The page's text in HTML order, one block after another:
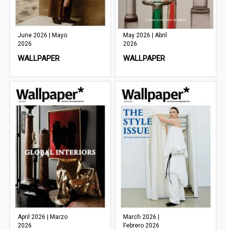
June 2026 | Mayo
2026
WALLPAPER
May 2026 | Abril
2026
WALLPAPER
April 2026 | Marzo
2026
March 2026 |
Febrero 2026